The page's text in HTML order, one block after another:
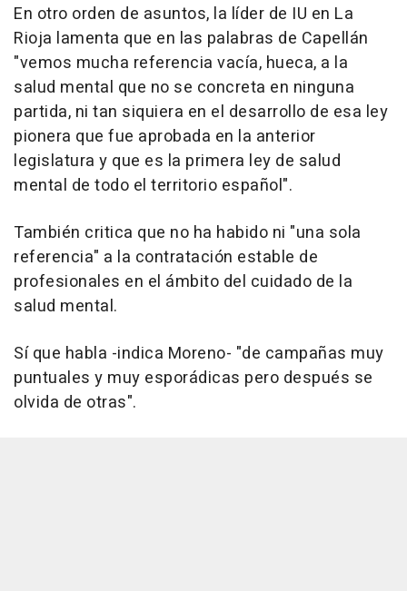
En otro orden de asuntos, la líder de IU en La
Rioja lamenta que en las palabras de Capellán
"vemos mucha referencia vacía, hueca, a la
salud mental que no se concreta en ninguna
partida, ni tan siquiera en el desarrollo de esa ley
pionera que fue aprobada en la anterior
legislatura y que es la primera ley de salud
mental de todo el territorio español".
También critica que no ha habido ni "una sola
referencia" a la contratación estable de
profesionales en el ámbito del cuidado de la
salud mental.
Sí que habla -indica Moreno- "de campañas muy
puntuales y muy esporádicas pero después se
olvida de otras".